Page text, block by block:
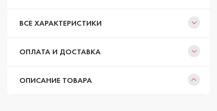
ВСЕ ХАРАКТЕРИСТИКИ
ОПЛАТА И ДОСТАВКА
ОПИСАНИЕ ТОВАРА